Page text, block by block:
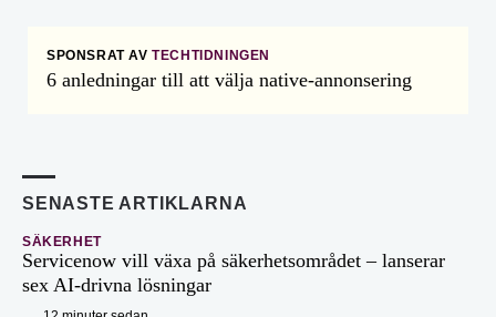
SPONSRAT AV TECHTIDNINGEN
6 anledningar till att välja native-annonsering
SENASTE ARTIKLARNA
SÄKERHET
Servicenow vill växa på säkerhetsområdet – lanserar
sex AI-drivna lösningar